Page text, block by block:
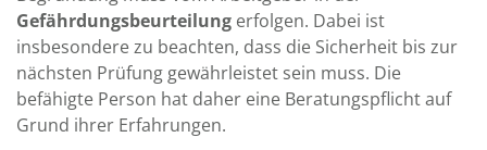
Gefährdungsbeurteilung erfolgen. Dabei ist
insbesondere zu beachten, dass die Sicherheit bis zur
nächsten Prüfung gewährleistet sein muss. Die
befähigte Person hat daher eine Beratungspflicht auf
Grund ihrer Erfahrungen.